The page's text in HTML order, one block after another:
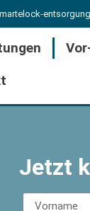
Jetzt